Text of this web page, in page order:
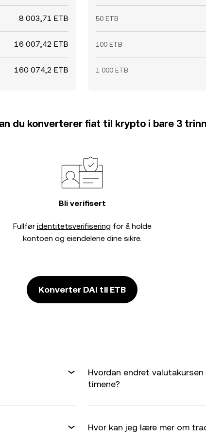
8 003,71 ETB
16 007,42 ETB
160 074,2 ETB
50 ETB
100 ETB
1 000 ETB
du konverterer fiat til krypto i bare 3 trinn
Bli verifisert
Fullfør identitetsverifisering for å holde
kontoen og eiendelene dine sikre.
Konverter DAI til ETB
Hvordan endret
timene?
Hvor kan jeg lære mer om